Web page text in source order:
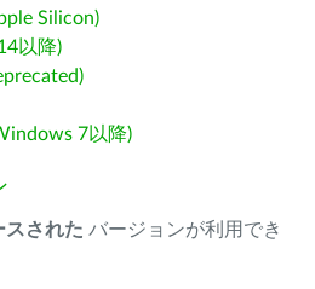
Silicon)
以降)
7以降)
スされた バージョンが利用でき